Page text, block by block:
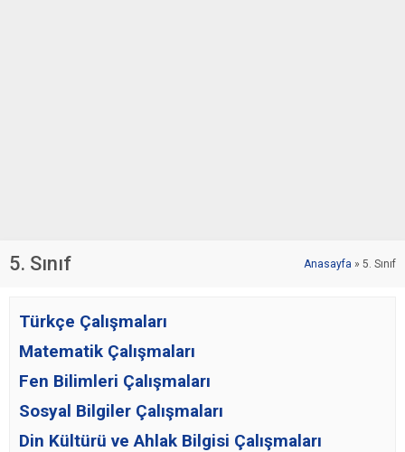
5. Sınıf Anasayfa » 5. Sınıf
Türkçe Çalışmaları
Matematik Çalışmaları
Fen Bilimleri Çalışmaları
Sosyal Bilgiler Çalışmaları
Din Kültürü ve Ahlak Bilgisi Çalışmaları